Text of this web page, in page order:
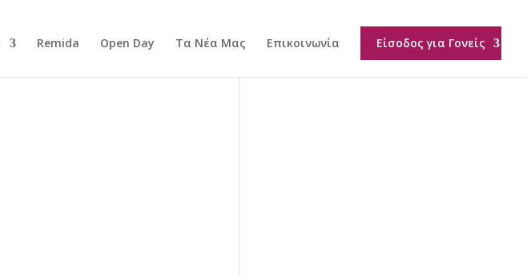
Remida Open Day Τα Νέα Μας Επικοινωνία Είσοδος για Γονείς